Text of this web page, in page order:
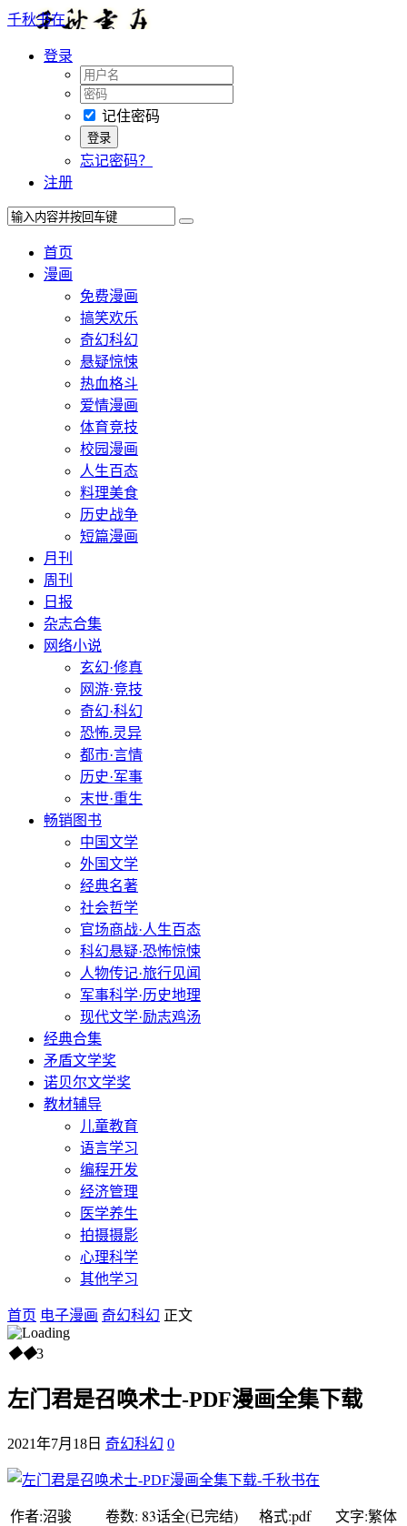
千秋书在
登录
记住密码
忘记密码？
注册
首页
漫画
免费漫画
搞笑欢乐
奇幻科幻
悬疑惊悚
热血格斗
爱情漫画
体育竞技
校园漫画
人生百态
料理美食
历史战争
短篇漫画
月刊
周刊
日报
杂志合集
网络小说
玄幻·修真
网游·竞技
奇幻·科幻
恐怖.灵异
都市·言情
历史·军事
末世·重生
畅销图书
中国文学
外国文学
经典名著
社会哲学
官场商战·人生百态
科幻悬疑·恐怖惊悚
人物传记·旅行见闻
军事科学·历史地理
现代文学·励志鸡汤
经典合集
矛盾文学奖
诺贝尔文学奖
教材辅导
儿童教育
语言学习
编程开发
经济管理
医学养生
拍摄摄影
心理科学
其他学习
首页 电子漫画 奇幻科幻 正文
◆◆3
左门君是召唤术士-PDF漫画全集下载
2021年7月18日 奇幻科幻 0
作者:沼骏 卷数: 83话全(已完结) 格式:pdf 文字:繁体